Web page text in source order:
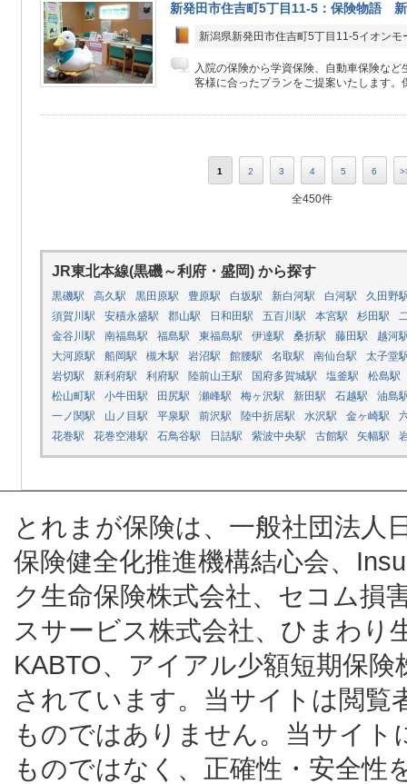
新発田市住吉町5丁目11-5：保険物語
新潟県新発田市住吉町5丁目11-5イオンモ
入院の保険から学資保険、自動車保険な
客様に合ったプランをご提案いたします。
1 2 3 4 5 6
全450件
JR東北本線(黒磯～利府・盛岡) から探す
黒磯駅 高久駅 黒田原駅 豊原駅 白坂駅 新白河駅 白河駅
久田野
須賀川駅
安積永盛駅 郡山駅 日和田駅 五百川駅 本宮駅 杉田駅
金谷川駅
南福島駅 福島駅 東福島駅 伊達駅 桑折駅 藤田駅
越河
大河原駅
船岡駅 槻木駅 岩沼駅 館腰駅 名取駅 南仙台駅
太子堂
岩切駅
新利府駅 利府駅 陸前山王駅 国府多賀城駅 塩釜駅
松島駅
松山町駅
小牛田駅 田尻駅 瀬峰駅 梅ヶ沢駅 新田駅 石越駅
油島
一ノ関駅
山ノ目駅 平泉駅 前沢駅 陸中折居駅 水沢駅 金ヶ崎駅
花巻駅
花巻空港駅 石鳥谷駅 日詰駅 紫波中央駅 古館駅 矢幅駅
とれまが保険は、一般社団法人
保険健全化推進機構結心会、
ク生命保険株式会社、セコム損
スサービス株式会社、ひまわり
KABTO、アイアル少額短期保
されています。当サイトは閲覧
ものではありません。当サイ
ものではなく、正確性・安全性